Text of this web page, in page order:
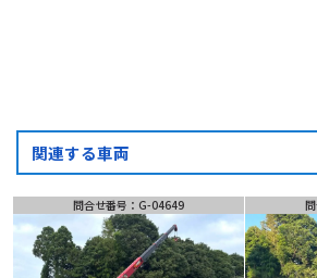
関連する車両
問合せ番号：G-04649